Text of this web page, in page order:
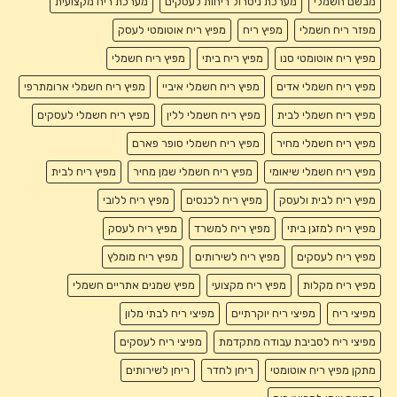
מפזר ריח חשמלי מפיץ ריח מפיץ ריח אוטומטי לעסק
מפיץ ריח אוטומטי סנו מפיץ ריח ביתי מפיץ ריח חשמלי
מפיץ ריח חשמלי אדים מפיץ ריח חשמלי איביי מפיץ ריח חשמלי ארומתרפי
מפיץ ריח חשמלי לבית מפיץ ריח חשמלי ללין מפיץ ריח חשמלי לעסקים
מפיץ ריח חשמלי מחיר מפיץ ריח חשמלי סופר פארם
מפיץ ריח חשמלי שיאומי מפיץ ריח חשמלי שמן מחיר מפיץ ריח לבית
מפיץ ריח לבית ולעסק מפיץ ריח לכנסים מפיץ ריח ללובי
מפיץ ריח למזגן ביתי מפיץ ריח למשרד מפיץ ריח לעסק
מפיץ ריח לעסקים מפיץ ריח לשירותים מפיץ ריח מומלץ
מפיץ ריח מקלות מפיץ ריח מקצועי מפיץ שמנים אתריים חשמלי
מפיצי ריח מפיצי ריח יוקרתיים מפיצי ריח לבתי מלון
מפיצי ריח לסביבת עבודה מתקדמת מפיצי ריח לעסקים
מתקן מפיץ ריח אוטומטי ריחן לחדר ריחן לשירותים